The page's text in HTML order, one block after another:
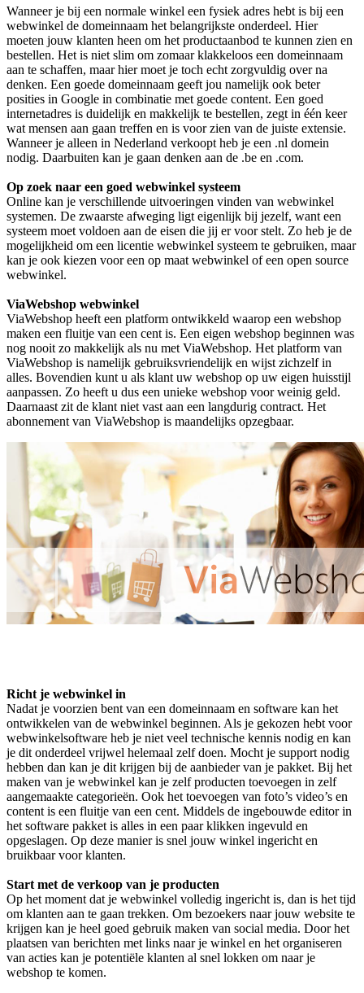
Wanneer je bij een normale winkel een fysiek adres hebt is bij een
webwinkel de domeinnaam het belangrijkste onderdeel. Hier
moeten jouw klanten heen om het productaanbod te kunnen zien en
bestellen. Het is niet slim om zomaar klakkeloos een domeinnaam
aan te schaffen, maar hier moet je toch echt zorgvuldig over na
denken. Een goede domeinnaam geeft jou namelijk ook beter
posities in Google in combinatie met goede content. Een goed
internetadres is duidelijk en makkelijk te bestellen, zegt in één keer
wat mensen aan gaan treffen en is voor zien van de juiste extensie.
Wanneer je alleen in Nederland verkoopt heb je een .nl domein
nodig. Daarbuiten kan je gaan denken aan de .be en .com.
Op zoek naar een goed webwinkel systeem
Online kan je verschillende uitvoeringen vinden van webwinkel
systemen. De zwaarste afweging ligt eigenlijk bij jezelf, want een
systeem moet voldoen aan de eisen die jij er voor stelt. Zo heb je de
mogelijkheid om een licentie webwinkel systeem te gebruiken, maar
kan je ook kiezen voor een op maat webwinkel of een open source
webwinkel.
ViaWebshop webwinkel
ViaWebshop heeft een platform ontwikkeld waarop een webshop
maken een fluitje van een cent is. Een eigen webshop beginnen was
nog nooit zo makkelijk als nu met ViaWebshop. Het platform van
ViaWebshop is namelijk gebruiksvriendelijk en wijst zichzelf in
alles. Bovendien kunt u als klant uw webshop op uw eigen huisstijl
aanpassen. Zo heeft u dus een unieke webshop voor weinig geld.
Daarnaast zit de klant niet vast aan een langdurig contract. Het
abonnement van ViaWebshop is maandelijks opzegbaar.
Richt je webwinkel in
Nadat je voorzien bent van een domeinnaam en software kan het
ontwikkelen van de webwinkel beginnen. Als je gekozen hebt voor
webwinkelsoftware heb je niet veel technische kennis nodig en kan
je dit onderdeel vrijwel helemaal zelf doen. Mocht je support nodig
hebben dan kan je dit krijgen bij de aanbieder van je pakket. Bij het
maken van je webwinkel kan je zelf producten toevoegen in zelf
aangemaakte categorieën. Ook het toevoegen van foto’s video’s en
content is een fluitje van een cent. Middels de ingebouwde editor in
het software pakket is alles in een paar klikken ingevuld en
opgeslagen. Op deze manier is snel jouw winkel ingericht en
bruikbaar voor klanten.
Start met de verkoop van je producten
Op het moment dat je webwinkel volledig ingericht is, dan is het tijd
om klanten aan te gaan trekken. Om bezoekers naar jouw website te
krijgen kan je heel goed gebruik maken van social media. Door het
plaatsen van berichten met links naar je winkel en het organiseren
van acties kan je potentiële klanten al snel lokken om naar je
webshop te komen.